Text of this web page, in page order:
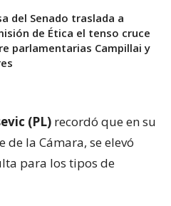
del Senado traslada a
de Ética el tenso cruce
parlamentarias Campillai y
(PL) recordó que en su
la Cámara, se elevó
para los tipos de